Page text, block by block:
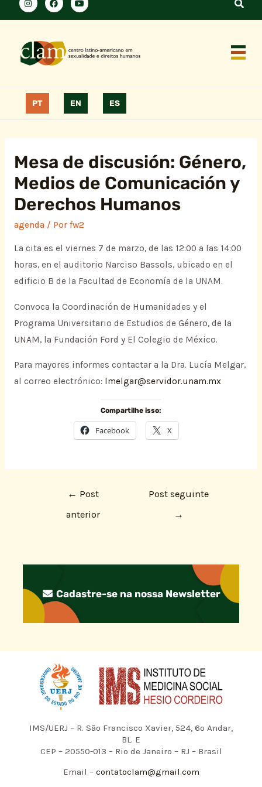
PT EN ES
Mesa de discusión: Género,
Medios de Comunicación y
Derechos Humanos
agenda/ Por fw2
La cita es el viernes 7 de marzo, de las 12:00 a las 14:00
horas, en el auditorio Narciso Bassols, ubicado en el
edificio B de la Facultad de Economía de la UNAM.
Convoca la Coordinación de Humanidades y el
Programa Universitario de Estudios de Género, de la
UNAM, la Fundación Ford y El Colegio de México.
Para mayores informes contactar a la Dra. Lucía Melgar,
al correo electrónico:
lmelgar@servidor.unam.mx
Compartilhe isso:
Facebook X
← Post
anterior
Post seguinte
→
Cadastre-se na nossa Newsletter
IMS/UERJ – R. São Francisco Xavier, 524, 6º Andar,
BL. E
CEP – 20550-013 – Rio de Janeiro – RJ – Brasil
Email –contatoclam@gmail.com